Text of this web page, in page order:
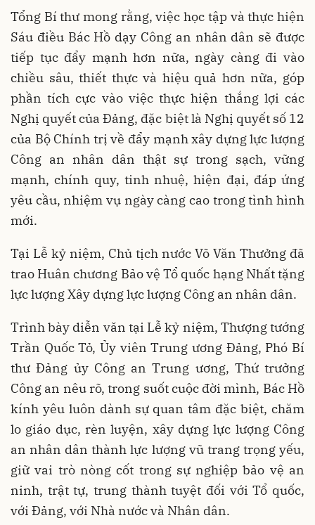
Tổng Bí thư mong rằng, việc học tập và thực hiện
Sáu điều Bác Hồ dạy Công an nhân dân sẽ được
tiếp tục đẩy mạnh hơn nữa, ngày càng đi vào
chiều sâu, thiết thực và hiệu quả hơn nữa, góp
phần tích cực vào việc thực hiện thắng lợi các
Nghị quyết của Đảng, đặc biệt là Nghị quyết số 12
của Bộ Chính trị về đẩy mạnh xây dựng lực lượng
Công an nhân dân thật sự trong sạch, vững
mạnh, chính quy, tinh nhuệ, hiện đại, đáp ứng
yêu cầu, nhiệm vụ ngày càng cao trong tình hình
mới.
Tại Lễ kỷ niệm, Chủ tịch nước Võ Văn Thưởng đã
trao Huân chương Bảo vệ Tổ quốc hạng Nhất tặng
lực lượng Xây dựng lực lượng Công an nhân dân.
Trình bày diễn văn tại Lễ kỷ niệm, Thượng tướng
Trần Quốc Tỏ, Ủy viên Trung ương Đảng, Phó Bí
thư Đảng ủy Công an Trung ương, Thứ trưởng
Công an nêu rõ, trong suốt cuộc đời mình, Bác Hồ
kính yêu luôn dành sự quan tâm đặc biệt, chăm
lo giáo dục, rèn luyện, xây dựng lực lượng Công
an nhân dân thành lực lượng vũ trang trọng yếu,
giữ vai trò nòng cốt trong sự nghiệp bảo vệ an
ninh, trật tự, trung thành tuyệt đối với Tổ quốc,
với Đảng, với Nhà nước và Nhân dân.